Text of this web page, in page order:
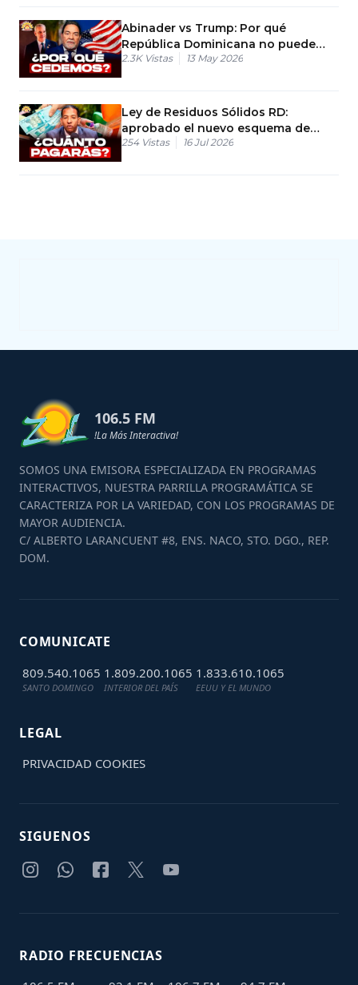
Abinader vs Trump: Por qué
República Dominicana no puede
decir "No" a EE. UU.
2.3K Vistas 13 May 2026
Ley de Residuos Sólidos RD:
aprobado el nuevo esquema de
cobros
254 Vistas 16 Jul 2026
106.5 FM
!La Más Interactiva!
SOMOS UNA EMISORA ESPECIALIZADA EN PROGRAMAS
INTERACTIVOS, NUESTRA PARRILLA PROGRAMÁTICA SE
CARACTERIZA POR LA VARIEDAD, CON LOS PROGRAMAS DE
MAYOR AUDIENCIA.
C/ ALBERTO LARANCUENT #8, ENS. NACO, STO. DGO., REP.
DOM.
COMUNICATE
809.540.1065
SANTO DOMINGO
1.809.200.1065
INTERIOR DEL PAÍS
1.833.610.1065
EEUU Y EL MUNDO
LEGAL
PRIVACIDAD COOKIES
SIGUENOS
RADIO FRECUENCIAS